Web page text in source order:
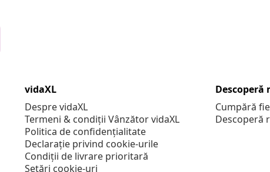
vidaXL
Despre vidaXL
Termeni & condiții Vânzător vidaXL
Politica de confidențialitate
Declarație privind cookie-urile
Condiții de livrare prioritară
Setări cookie-uri
Descoperă
Cumpără
Descoperă